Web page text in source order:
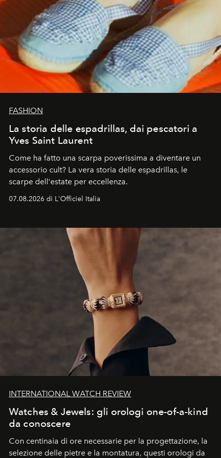
FASHION
La storia delle espadrillas, dai pescatori a
Yves Saint Laurent
Come ha fatto una scarpa poverissima a diventare un
accessorio cult? La vera storia delle espadrillas, le
scarpe dell'estate per eccellenza.
07.08.2026 di L'Officiel Italia
INTERNATIONAL WATCH REVIEW
Watches & Jewels: gli orologi one-of-a-kind
da conoscere
Con centinaia di ore necessarie per la progettazione, la
selezione delle pietre e la montatura, questi orologi da